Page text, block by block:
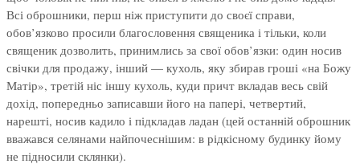
Всі оброшники, перш ніж приступити до своєї справи,
обов’язково просили благословення священика і тільки, коли
священик дозволить, принимлись за свої обов’язки: один носив
свічки для продажу, інший — кухоль, яку збирав гроші «на Божу
Матір», третій ніс іншу кухоль, куди причт вкладав весь свій
дохід, попередньо записавши його на папері, четвертий,
нарешті, носив кадило і підкладав ладан (цей останній оброшник
вважався селянами найпочеснішим: в рідкісному будинку йому
не підносили склянки).